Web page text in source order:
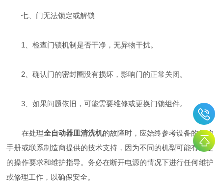
七、门无法锁定或解锁
1、检查门锁机制是否干净，无异物干扰。
2、确认门的密封圈没有损坏，影响门的正常关闭。
3、如果问题依旧，可能需要维修或更换门锁组件。
在处理全自动器皿清洗机的故障时，应始终参考设备的用户
手册或联系制造商提供的技术支持，因为不同的机型可能有特定
的操作要求和维护指导。务必在断开电源的情况下进行任何维护
或修理工作，以确保安全。